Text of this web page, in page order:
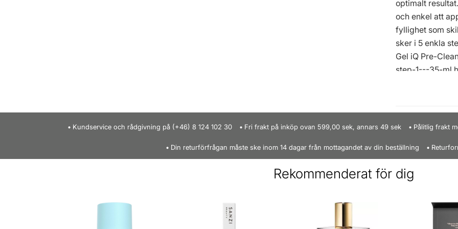
optimalt
och enkel att
fyllighet som
sker i 5 enkla
Gel iQ Pre-
step-1---35-
ml.html) - Gel
startkit
här) Du
din
iQ UV/LED-
på 30
Kundservice och rådgivning på (+46) 8 124 102 30 Fri frakt på inköp ovan 599,00 sek, annars 49 sek Pålitlig frakt
Din returförfrågan måste ske inom 14 dagar från mottagandet av din beställning
Rekommenderat för dig